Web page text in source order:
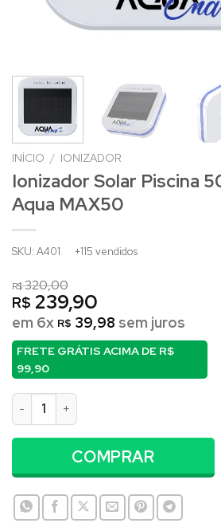
INÍCIO / IONIZADOR
Ionizador Solar Piscina
Aqua MAX50
SKU: A401 +115 vendidos
R$320,00
R$ 239,90
em 6x R$ 39,98 sem juros
FRETE GRÁTIS ACIMA DE R$
99,90
Ionizador solar piscina 50000 litros
COMPRAR